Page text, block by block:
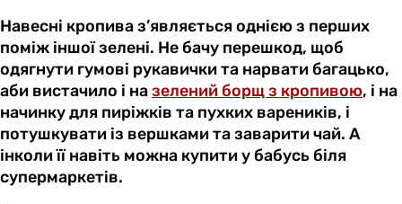
Навесні кропива з’являється однією з перших
поміж іншої зелені. Не бачу перешкод, щоб
одягнути гумові рукавички та нарвати багацько,
аби вистачило і назелений борщ з кропивою, і на
начинку для пиріжків та пухких вареників, і
потушкувати із вершками та заварити чай. А
інколи її навіть можна купити у бабусь біля
супермаркетів.